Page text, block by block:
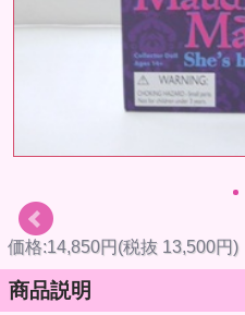
価格:14,850円(税抜 13,500円)
商品説明